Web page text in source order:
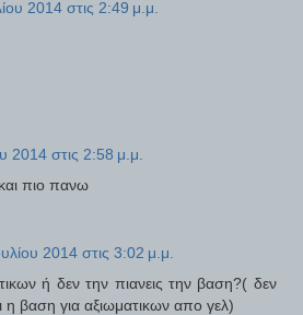
2014 στις 2:49 μ.μ.
2014 στις 2:58 μ.μ.
πιο πανω
2014 στις 3:02 μ.μ.
ή δεν την πιανεις την βαση?( δεν
η βαση για αξιωματικων απο γελ)